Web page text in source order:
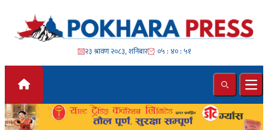
Skip to content
२३ श्रावण २०८३, शनिबार ०५ : ४० : ५३
Search